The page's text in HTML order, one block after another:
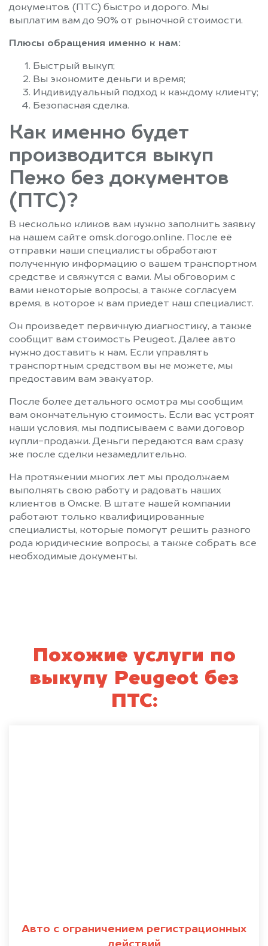
документов (ПТС) быстро и дорого. Мы
выплатим вам до 90% от рыночной стоимости.
Плюсы обращения именно к нам:
Быстрый выкуп;
Вы экономите деньги и время;
Индивидуальный подход к каждому клиенту;
Безопасная сделка.
Как именно будет
производится выкуп
Пежо без документов
(ПТС)?
В несколько кликов вам нужно заполнить заявку
на нашем сайте omsk.dorogo.online. После её
отправки наши специалисты обработают
полученную информацию о вашем транспортном
средстве и свяжутся с вами. Мы обговорим с
вами некоторые вопросы, а также согласуем
время, в которое к вам приедет наш специалист.
Он произведет первичную диагностику, а также
сообщит вам стоимость Peugeot. Далее авто
нужно доставить к нам. Если управлять
транспортным средством вы не можете, мы
предоставим вам эвакуатор.
После более детального осмотра мы сообщим
вам окончательную стоимость. Если вас устроят
наши условия, мы подписываем с вами договор
купли-продажи. Деньги передаются вам сразу
же после сделки незамедлительно.
На протяжении многих лет мы продолжаем
выполнять свою работу и радовать наших
клиентов в Омске. В штате нашей компании
работают только квалифицированные
специалисты, которые помогут решить разного
рода юридические вопросы, а также собрать все
необходимые документы.
Похожие услуги по
выкупу Peugeot без
ПТС:
Авто с ограничением регистрационных